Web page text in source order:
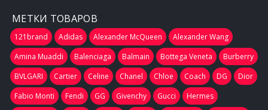
МЕТКИ ТОВАРОВ
121brand Adidas Alexander McQueen
Alexander Wang
Amina Muaddi
Balenciaga Balmain Bottega Veneta
Burberry
BVLGARI
Cartier Celine Chanel Chloe Coach DG
Dior
Fabio Monti
Fendi GG Givenchy Gucci
Hermes